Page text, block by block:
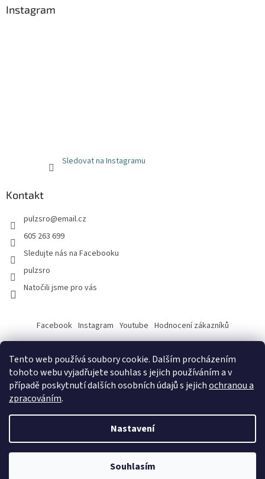
Tento web používá soubory cookie. Dalším procházením
tohoto webu vyjadřujete souhlas s jejich používáním a v
případě poskytnutí dalších osobních údajů s jejichochranou a
zpracováním.
Nastavení
Souhlasím
Instagram
Sledovat na Instagramu
Kontakt
pulzsro@email.cz
605 263 699
Sledujte nás na Facebooku
pulzsro
Natočili jsme pro vás
Facebook Instagram Youtube Hodnocení zákazníků